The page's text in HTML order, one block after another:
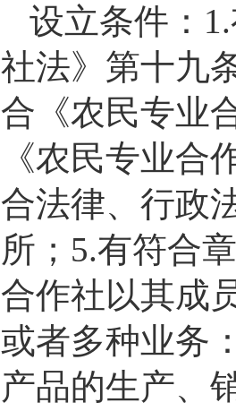
设立条件：
社法》第十九
合《农民专业
《农民专业合
合法律、行政
所；5.有符合
合作社以其成
或者多种业务
产品的生产、